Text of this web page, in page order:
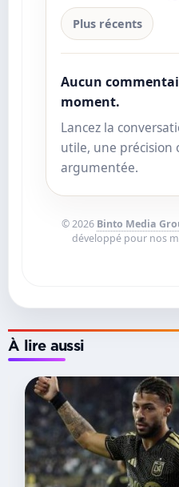
Plus récents
Aucun
moment.
Lancez la
utile, une précision
argumentée.
© 2026 Binto Media
développé pour nos
À lire aussi
BUT
Deportivo :
Aubameyang
ouvre
déjà